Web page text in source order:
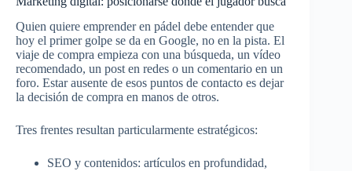
Quien quiere emprender en pádel debe entender que
hoy el primer golpe se da en Google, no en la pista. El
viaje de compra empieza con una búsqueda, un vídeo
recomendado, un post en redes o un comentario en un
foro. Estar ausente de esos puntos de contacto es dejar
la decisión de compra en manos de otros.​
Tres frentes resultan particularmente estratégicos:
SEO y contenidos: artículos en profundidad,